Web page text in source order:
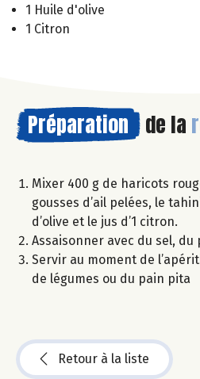
1 Huile d'olive
1 Citron
Préparation de la
Mixer 400 g de haricots
gousses d’ail pelées, le
d’olive et le jus d’1 citron.
Assaisonner avec du sel, du
Servir au moment de
de légumes ou du pain pita
Retour à la liste